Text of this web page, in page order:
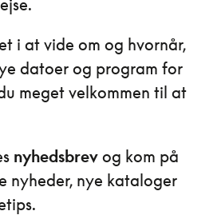
i at vide om og hvornår,
datoer og program for
meget velkommen til at
nyhedsbrev og kom på
nyheder, nye kataloger